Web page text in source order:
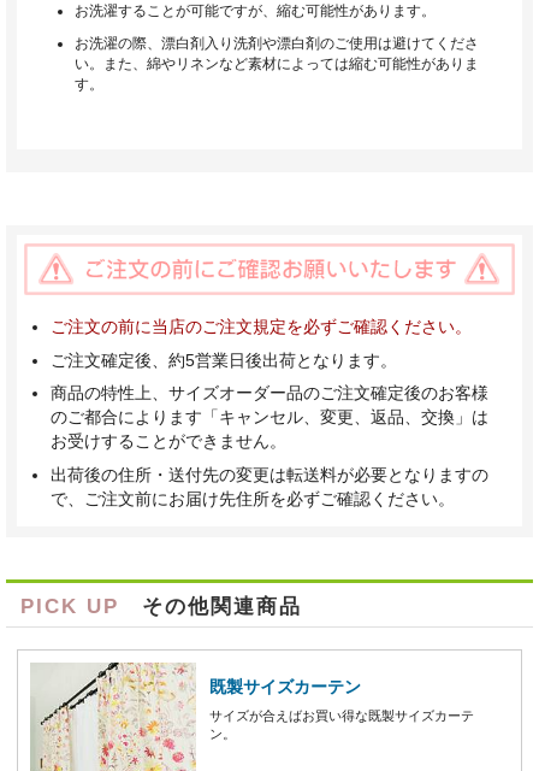
お洗濯することが可能ですが、縮む可能性があります。
お洗濯の際、漂白剤入り洗剤や漂白剤のご使用は避けてくださ
い。また、綿やリネンなど素材によっては縮む可能性がありま
す。
ご注文の前に当店のご注文規定を必ずご確認ください。
ご注文確定後、約5営業日後出荷となります。
商品の特性上、サイズオーダー品のご注文確定後のお客様
のご都合によります「キャンセル、変更、返品、交換」は
お受けすることができません。
出荷後の住所・送付先の変更は転送料が必要となりますの
で、ご注文前にお届け先住所を必ずご確認ください。
PICK UP その他関連商品
既製サイズカーテン
サイズが合えばお買い得な既製サイズカーテ
ン。